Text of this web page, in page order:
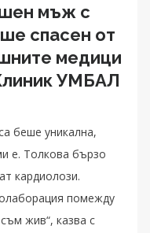
мъж с
спасен от
медици
УМБАЛ
беше уникална,
е. Толкова бързо
кардиолози.
помежду
жив“, казва с